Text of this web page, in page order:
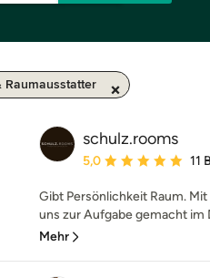
Raumausstatter
schulz.rooms
Durchschnittliche
5,0 11
Gibt Persönlichkeit Raum.
uns zur Aufgabe gemacht im
Mehr